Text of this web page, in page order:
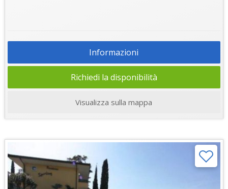
Informazioni
Richiedi la disponibilità
Visualizza sulla mappa